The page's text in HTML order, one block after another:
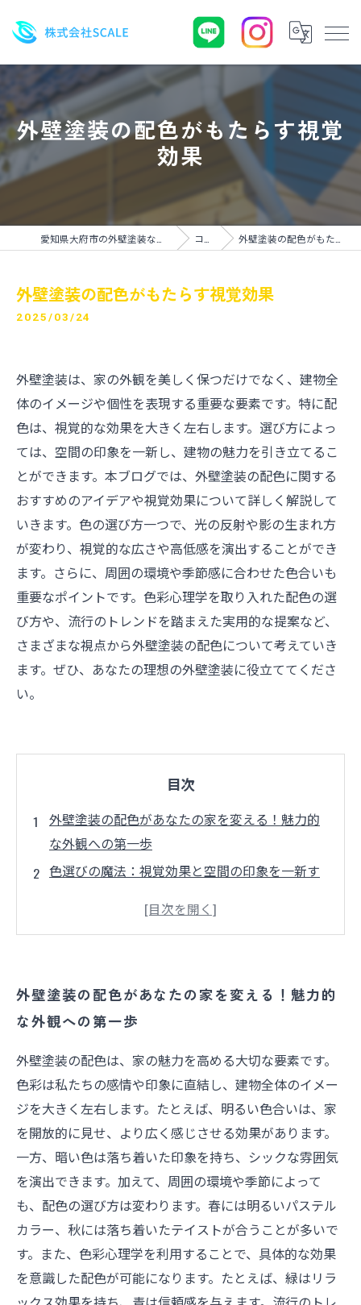
外壁塗装の配色がもたらす視覚
効果
コラム 外壁塗装の配色がもたらす視覚効果
外壁塗装の配色がもたらす視覚効果
2025/03/24
外壁塗装は、家の外観を美しく保つだけでなく、建物全
体のイメージや個性を表現する重要な要素です。特に配
色は、視覚的な効果を大きく左右します。選び方によっ
ては、空間の印象を一新し、建物の魅力を引き立てるこ
とができます。本ブログでは、外壁塗装の配色に関する
おすすめのアイデアや視覚効果について詳しく解説して
いきます。色の選び方一つで、光の反射や影の生まれ方
が変わり、視覚的な広さや高低感を演出することができ
ます。さらに、周囲の環境や季節感に合わせた色合いも
重要なポイントです。色彩心理学を取り入れた配色の選
び方や、流行のトレンドを踏まえた実用的な提案など、
さまざまな視点から外壁塗装の配色について考えていき
ます。ぜひ、あなたの理想の外壁塗装に役立ててくださ
い。
目次
外壁塗装の配色があなたの家を変える！魅力的
な外観への第一歩
色選びの魔法：視覚効果と空間の印象を一新す
洗練された色合いで建物の個性を引き出す秘訣
は？
周囲の環境に調和する色合いで居心地の良さを
演出
あなたの家にぴったりの外壁塗装：専門家のア
ドバイスまとめ
外壁塗装の配色があなたの家を変える！魅力的
な外観への第一歩
外壁塗装の配色は、家の魅力を高める大切な要素です。
色彩は私たちの感情や印象に直結し、建物全体のイメー
ジを大きく左右します。たとえば、明るい色合いは、家
を開放的に見せ、より広く感じさせる効果があります。
一方、暗い色は落ち着いた印象を持ち、シックな雰囲気
を演出できます。加えて、周囲の環境や季節によって
も、配色の選び方は変わります。春には明るいパステル
カラー、秋には落ち着いたテイストが合うことが多いで
す。また、色彩心理学を利用することで、具体的な効果
を意識した配色が可能になります。たとえば、緑はリラ